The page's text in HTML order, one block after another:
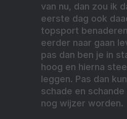
van nu, dan zou ik
eerste dag ook
topsport
eerder naar gaan
pas dan ben je in
hoog en hierna
leggen. Pas dan
schade en
nog wijzer worden.